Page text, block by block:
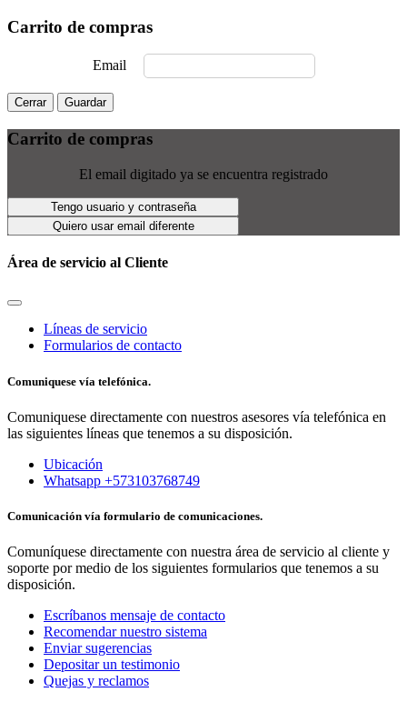
Carrito de compras
Email
Cerrar Guardar
Carrito de compras
El email digitado ya se encuentra registrado
Tengo usuario y contraseña
Quiero usar email diferente
Área de servicio al Cliente
Líneas de servicio
Formularios de contacto
Comuniquese vía telefónica.
Comuniquese directamente con nuestros asesores vía telefónica en
las siguientes líneas que tenemos a su disposición.
Ubicación
Whatsapp +573103768749
Comunicación vía formulario de comunicaciones.
Comuníquese directamente con nuestra área de servicio al cliente y
soporte por medio de los siguientes formularios que tenemos a su
disposición.
Escríbanos mensaje de contacto
Recomendar nuestro sistema
Enviar sugerencias
Depositar un testimonio
Quejas y reclamos